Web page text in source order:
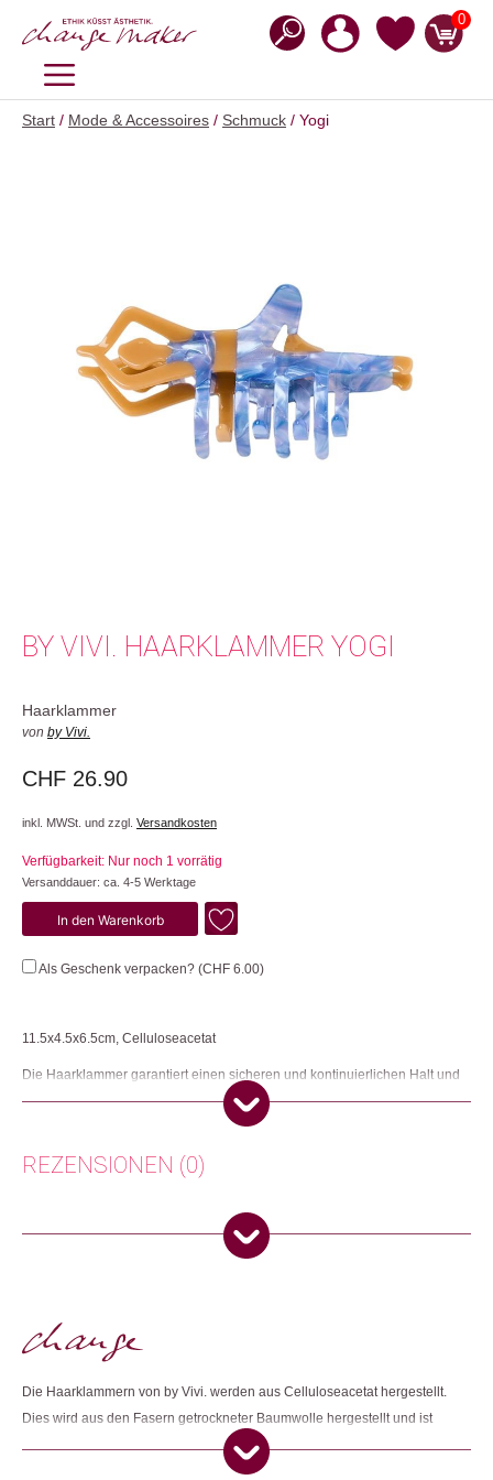
Inhalt
0
MENÜ
Start / Mode & Accessoires / Schmuck / Yogi
BY VIVI. HAARKLAMMER YOGI
Haarklammer
von by Vivi.
CHF 26.90
inkl. MWSt. und zzgl. Versandkosten
Verfügbarkeit: Nur noch 1 vorrätig
Versanddauer: ca. 4-5 Werktage
Menge
In den Warenkorb
Als Geschenk verpacken? (CHF 6.00)
11.5x4.5x6.5cm, Celluloseacetat
Die Haarklammer garantiert einen sicheren und kontinuierlichen Halt und
das Design jeder Klammer ist liebevoll und einzigartig.
Artikelnummer: 112057.01
Weitere Produkte shoppen, die diesem Changemaker Kriterium
REZENSIONEN (0)
Es gibt noch keine Rezensionen.
Die Haarklammern von by Vivi. werden aus Celluloseacetat hergestellt.
Dies wird aus den Fasern getrockneter Baumwolle hergestellt und ist
somit 100% plastikfrei. Die Produktion findet bei einem
Partnerunternehmen in China statt. Um die fairen und sozialen